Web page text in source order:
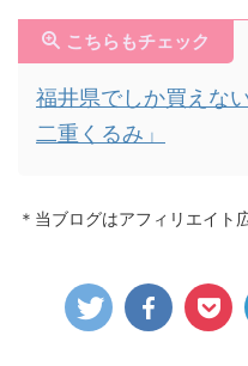
こちらもチェック
福井県でしか買えな
二重くるみ」
＊当ブログはアフィリエイト